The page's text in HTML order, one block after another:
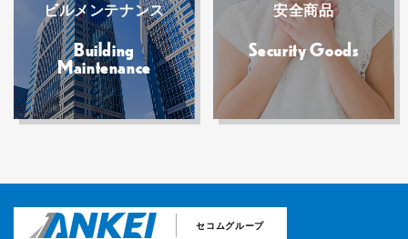
ビルメンテナンス
Building
Maintenance
安全商品
Security Goods
セコムグループ